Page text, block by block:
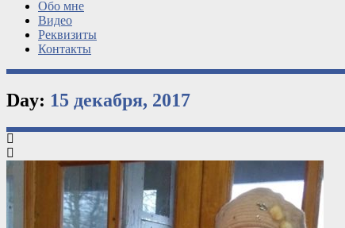
Обо мне
Видео
Реквизиты
Контакты
Day: 15 декабря, 2017